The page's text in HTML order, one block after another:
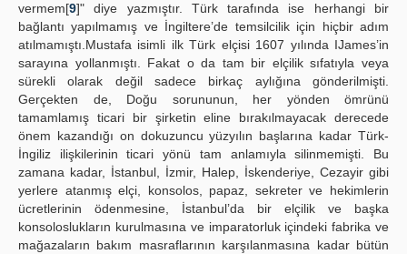
vermem[9]" diye yazmıştır. Türk tarafında ise herhangi bir
bağlantı yapılmamış ve İngiltere’de temsilcilik için hiçbir adım
atılmamıştı.Mustafa isimli ilk Türk elçisi 1607 yılında IJames’in
sarayına yollanmıştı. Fakat o da tam bir elçilik sıfatıyla veya
sürekli olarak değil sadece birkaç aylığına gönderilmişti.
Gerçekten de, Doğu sorununun, her yönden ömrünü
tamamlamış ticari bir şirketin eline bırakılmayacak derecede
önem kazandığı on dokuzuncu yüzyılın başlarına kadar Türk-
İngiliz ilişkilerinin ticari yönü tam anlamıyla silinmemişti. Bu
zamana kadar, İstanbul, İzmir, Halep, İskenderiye, Cezayir gibi
yerlere atanmış elçi, konsolos, papaz, sekreter ve hekimlerin
ücretlerinin ödenmesine, İstanbul’da bir elçilik ve başka
konsoloslukların kurulmasına ve imparatorluk içindeki fabrika ve
mağazaların bakım masraflarının karşılanmasına kadar bütün